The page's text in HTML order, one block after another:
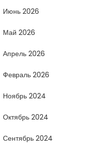
Июнь 2026
Май 2026
Апрель 2026
Февраль 2026
Ноябрь 2024
Октябрь 2024
Сентябрь 2024